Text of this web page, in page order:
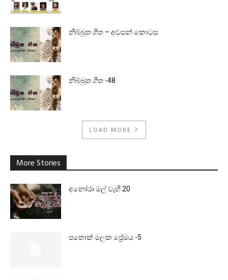
නිබ්බුත ගීත – අවසන් කොටස
නිබ්බුත ගීත -48
LOAD MORE
More Stories
අනෝරා මල් වැහි 20
පතොක් මලක ප්‍රේමය -5